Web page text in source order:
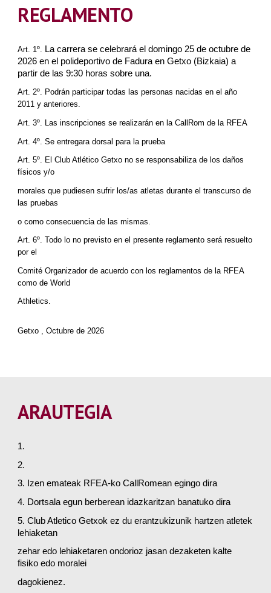
REGLAMENTO
Art. 1º. La carrera se celebrará el domingo 25 de octubre de
2026 en el polideportivo de Fadura en Getxo (Bizkaia) a
partir de las 9:30 horas sobre una.
Art. 2º. Podrán participar todas las personas nacidas en el año
2011 y anteriores.
Art. 3º. Las inscripciones se realizarán en la CallRom de la RFEA
Art. 4º. Se entregara dorsal para la prueba
Art. 5º. El Club Atlético Getxo no se responsabiliza de los daños
físicos y/o
morales que pudiesen sufrir los/as atletas durante el transcurso de
las pruebas
o como consecuencia de las mismas.
Art. 6º. Todo lo no previsto en el presente reglamento será resuelto
por el
Comité Organizador de acuerdo con los reglamentos de la RFEA
como de World
Athletics.
Getxo , Octubre de 2026
ARAUTEGIA
1.
2.
3. Izen emateak RFEA-ko CallRomean egingo dira
4. Dortsala egun berberean idazkaritzan banatuko dira
5. Club Atletico Getxok ez du erantzukizunik hartzen atletek
lehiaketan
zehar edo lehiaketaren ondorioz jasan dezaketen kalte
fisiko edo moralei
dagokienez.